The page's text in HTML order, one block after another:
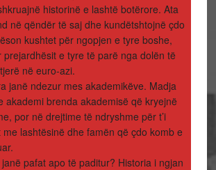
historinë e lashtë botërore. Ata
në qëndër të saj dhe kundëtshtojnë çdo
kushtet për ngopjen e tyre boshe,
prejardhësit e tyre të parë nga dolën të
në euro-azi.
janë ndezur mes akademikëve. Madja
akademi brenda akademisë që kryejnë
por në drejtime të ndryshme për t’i
lashtësinë dhe famën që çdo komb e
pafat apo të paditur? Historia i ngjan